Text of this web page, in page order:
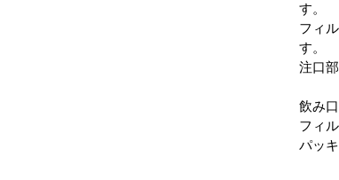
す。
フィ
す。
注口
飲み
フィ
パッ